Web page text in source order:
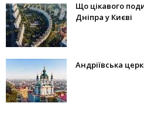
Що цікавого
Дніпра у Києві
Андріївська